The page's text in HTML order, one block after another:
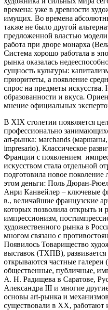
времена: уже в древности
имущих. Во времена
также не было другой
предложенной властью
работа при дворе монарха
Система хорошо работала в
рынка оказалась
сущность культуры:
приоритеты, а появление
спрос на предметы искусства.
образованности и вкуса.
мнение официальных
В XIX столетии появляется
профессионально
art-рынка: мarchands (маршаны,
impresario). Классическое
Франции с появлением
искусством стала отдельной
подготовила новое
этом деньги: Поль Дюран-
Анри Канвейлер – ключевые
в., величайшие французские
которых позволила открыть и
импрессионизм,
художественного рынка в
многом связано с
Появилось Товарищество
выставок (ТХПВ),
открываются частные
общественные, публичные,
А. Н. Радищева в Саратове,
Александра III и многие
основы art-рынка и
существовали в XX, работают